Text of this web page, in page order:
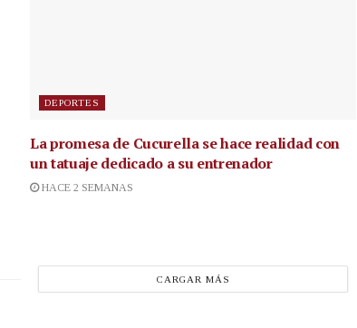
DEPORTES
La promesa de Cucurella se hace realidad con
un tatuaje dedicado a su entrenador
HACE 2 SEMANAS
CARGAR MÁS